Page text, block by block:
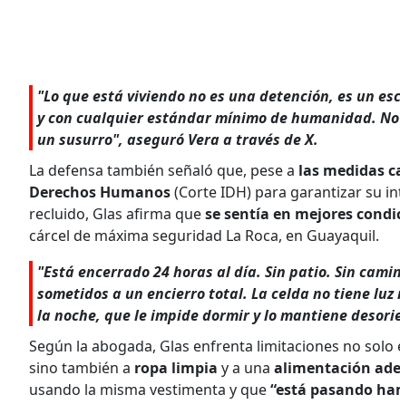
"Lo que está viviendo no es una detención, es un
y con cualquier estándar mínimo de humanidad.
un susurro", aseguró Vera a través de X.
La defensa también señaló que, pese a las medidas
Derechos Humanos(Corte IDH) para garantizar su
recluido, Glas afirma quese sentía en mejores
cárcel de máxima seguridad La Roca, en Guayaquil.
"Está encerrado 24 horas al día. Sin patio. Sin
sometidos a un encierro total. La celda no tiene
la noche, que le impide dormir y lo mantiene
Según la abogada, Glas enfrenta limitaciones no
sino también a ropa limpia y a una alimentación
usando la misma vestimenta y que“está pasando